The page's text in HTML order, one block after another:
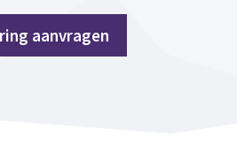
aanvragen